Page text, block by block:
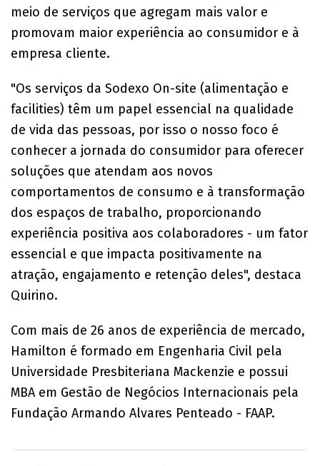
meio de serviços que agregam mais valor e
promovam maior experiência ao consumidor e à
empresa cliente.
"Os serviços da Sodexo On-site (alimentação e
facilities) têm um papel essencial na qualidade
de vida das pessoas, por isso o nosso foco é
conhecer a jornada do consumidor para oferecer
soluções que atendam aos novos
comportamentos de consumo e à transformação
dos espaços de trabalho, proporcionando
experiência positiva aos colaboradores - um fator
essencial e que impacta positivamente na
atração, engajamento e retenção deles", destaca
Quirino.
Com mais de 26 anos de experiência de mercado,
Hamilton é formado em Engenharia Civil pela
Universidade Presbiteriana Mackenzie e possui
MBA em Gestão de Negócios Internacionais pela
Fundação Armando Alvares Penteado - FAAP.